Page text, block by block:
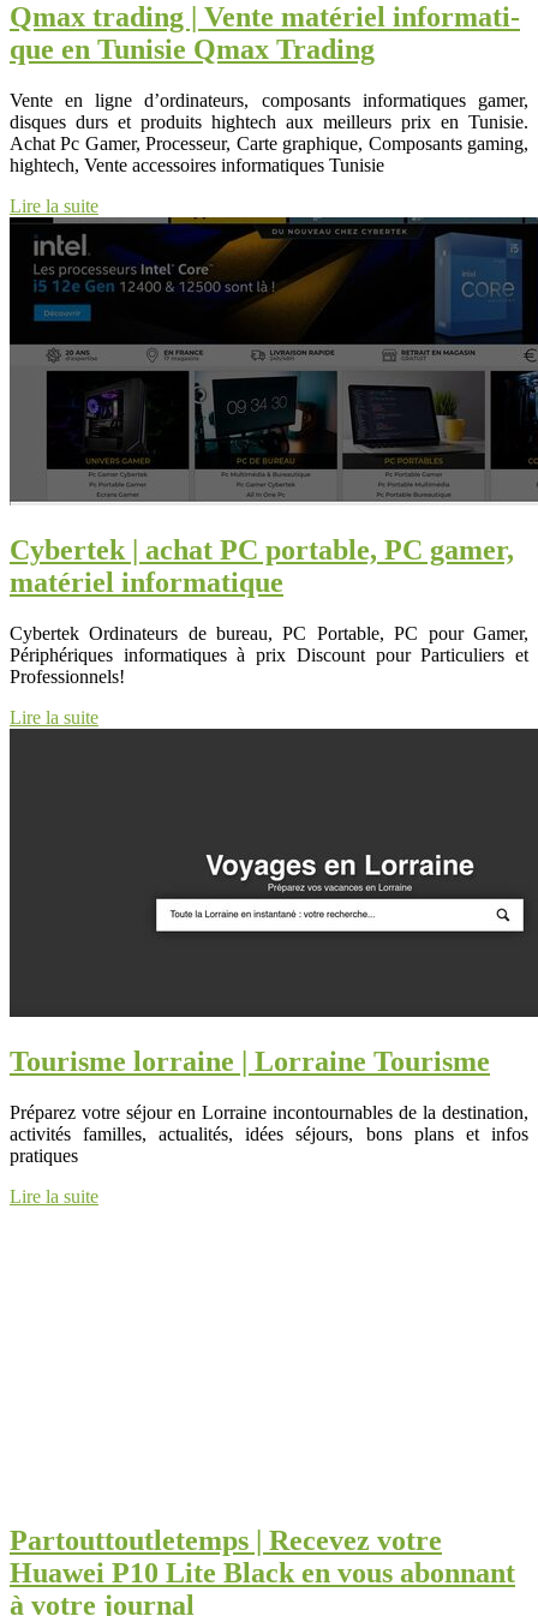
Qmax trading | Vente matériel infor­mati­
que en Tunisie Qmax Trading
Vente en ligne d’ordinateurs, composants informatiques gamer,
disques durs et produits hightech aux meilleurs prix en Tunisie.
Achat Pc Gamer, Processeur, Carte graphique, Composants gaming,
hightech, Vente accessoires informatiques Tunisie
Lire la suite
Cybertek | achat PC portable, PC gamer,
matériel infor­mati­que
Cybertek Ordinateurs de bureau, PC Portable, PC pour Gamer,
Périphériques informatiques à prix Discount pour Particuliers et
Professionnels!
Lire la suite
Tourisme lorraine | Lorraine Tourisme
Préparez votre séjour en Lorraine incontournables de la destination,
activités familles, actualités, idées séjours, bons plans et infos
pratiques
Lire la suite
Par­touttout­le­temps | Recevez votre
Huawei P10 Lite Black en vous abonnant
à votre journal